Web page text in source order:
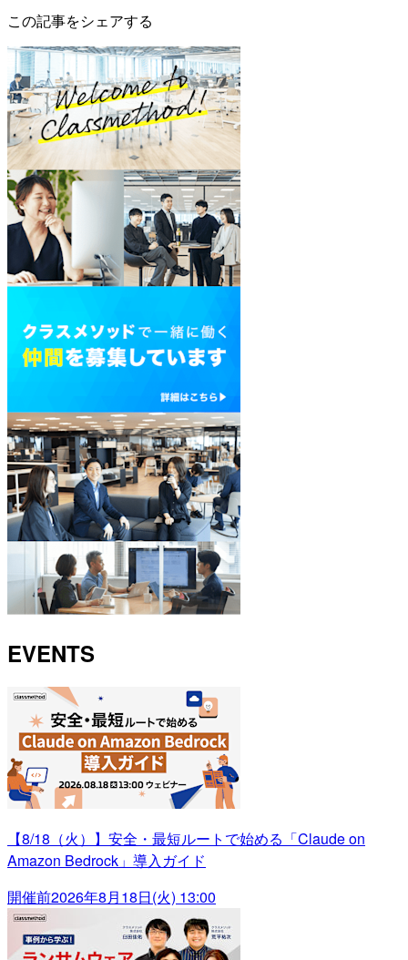
この記事をシェアする
EVENTS
【8/18（火）】安全・最短ルートで始める「Claude on
Amazon Bedrock」導入ガイド
開催前2026年8月18日(火) 13:00